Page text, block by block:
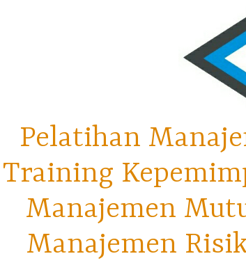
Pelatihan
Training
Manajemen
Manajemen